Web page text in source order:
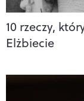
10 rzeczy,
Elżbiecie